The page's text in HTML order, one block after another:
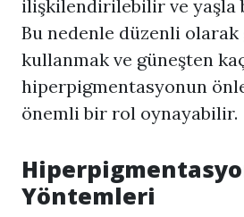
ilişkilendirilebilir ve
Bu nedenle düzenli
kullanmak ve güneşten
hiperpigmentasyonun
önemli bir rol oynayabilir.
Yöntemleri